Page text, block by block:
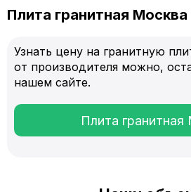
Плита гранитная Москва
Узнать цену на гранитную
от производителя можно,
нашем сайте.
Плита гранитная